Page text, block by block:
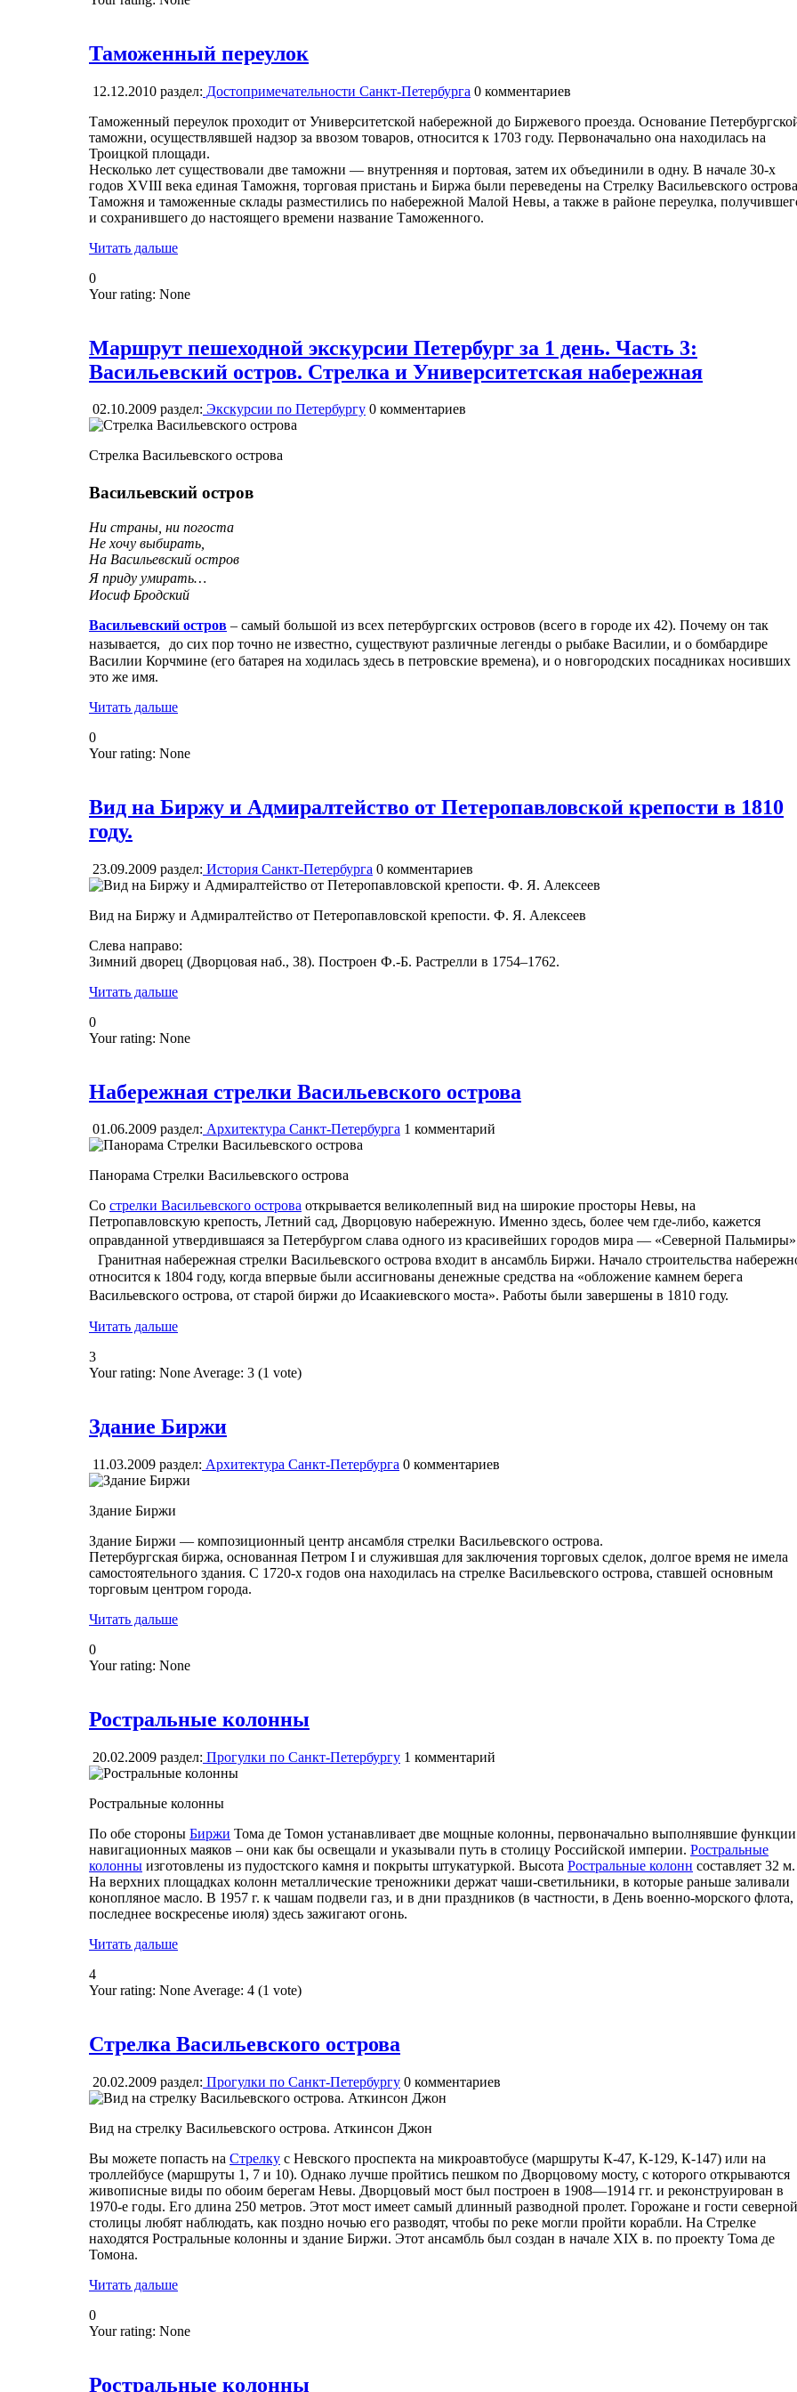
Таможенный переулок
12.12.2010 раздел: Достопримечательности Санкт-Петербурга 0 комментариев
Таможенный переулок проходит от Университетской набережной до Биржевого проезда. Основание
таможни, осуществлявшей надзор за ввозом товаров, относится к 1703 году. Первоначально она находилась на
Троицкой площади.
Несколько лет существовали две таможни — внутренняя и портовая, затем их объединили в одну. В начале 30-х
годов XVIII века единая Таможня, торговая пристань и Биржа были переведены на Стрелку Васильевского острова
Таможня и таможенные склады разместились по набережной Малой Невы, а также в районе переулка,
и сохранившего до настоящего времени название Таможенного.
Читать дальше
0
Your rating: None
Маршрут пешеходной экскурсии Петербург за 1 день. Часть 3:
Васильевский остров. Стрелка и Университетская набережная
02.10.2009 раздел: Экскурсии по Петербургу 0 комментариев
Стрелка Васильевского острова
Васильевский остров
Ни страны, ни погоста
Не хочу выбирать,
На Васильевский остров
Я приду умирать…
Иосиф Бродский
Васильевский остров – самый большой из всех петербургских островов (всего в городе их 42). Почему он так
называется, до сих пор точно не известно, существуют различные легенды о рыбаке Василии, и о бомбардире
Василии Корчмине (его батарея на ходилась здесь в петровские времена), и о новгородских посадниках носивших
это же имя.
Читать дальше
0
Your rating: None
Вид на Биржу и Адмиралтейство от Петеропавловской крепости в 1810
году.
23.09.2009 раздел: История Санкт-Петербурга 0 комментариев
Вид на Биржу и Адмиралтейство от Петеропавловской крепости. Ф. Я. Алексеев
Слева направо:
Зимний дворец (Дворцовая наб., 38). Построен Ф.-Б. Растрелли в 1754–1762.
Читать дальше
0
Your rating: None
Набережная стрелки Васильевского острова
01.06.2009 раздел: Архитектура Санкт-Петербурга 1 комментарий
Панорама Стрелки Васильевского острова
Со стрелки Васильевского острова открывается великолепный вид на широкие просторы Невы, на
Петропавловскую крепость, Летний сад, Дворцовую набережную. Именно здесь, более чем где-либо, кажется
оправданной утвердившаяся за Петербургом слава одного из красивейших городов мира — «Северной
Гранитная набережная стрелки Васильевского острова входит в ансамбль Биржи. Начало строительства
относится к 1804 году, когда впервые были ассигнованы денежные средства на «обложение камнем берега
Васильевского острова, от старой биржи до Исаакиевского моста». Работы были завершены в 1810 году.
Читать дальше
3
Your rating: NoneAverage: 3 (1 vote)
Здание Биржи
11.03.2009 раздел: Архитектура Санкт-Петербурга 0 комментариев
Здание Биржи
Здание Биржи — композиционный центр ансамбля стрелки Васильевского острова.
Петербургская биржа, основанная Петром I и служившая для заключения торговых сделок, долгое время не имела
самостоятельного здания. С 1720-х годов она находилась на стрелке Васильевского острова, ставшей основным
торговым центром города.
Читать дальше
0
Your rating: None
Ростральные колонны
20.02.2009 раздел: Прогулки по Санкт-Петербургу 1 комментарий
Ростральные колонны
По обе стороны Биржи Тома де Томон устанавливает две мощные колонны, первоначально выполнявшие функции
навигационных маяков – они как бы освещали и указывали путь в столицу Российской империи. Ростральные
колонны изготовлены из пудостского камня и покрыты штукатуркой. Высота Ростральные колонн составляет 32 м.
На верхних площадках колонн металлические треножники держат чаши-светильники, в которые раньше заливали
конопляное масло. В 1957 г. к чашам подвели газ, и в дни праздников (в частности, в День военно-морского флота,
последнее воскресенье июля) здесь зажигают огонь.
Читать дальше
4
Your rating: None Average: 4 (1 vote)
Стрелка Васильевского острова
20.02.2009 раздел: Прогулки по Санкт-Петербургу 0 комментариев
Вид на стрелку Васильевского острова. Аткинсон Джон
Вы можете попасть на Стрелку с Невского проспекта на микроавтобусе (маршруты К-47, К-129, К-147) или на
троллейбусе (маршруты 1, 7 и 10). Однако лучше пройтись пешком по Дворцовому мосту, с которого открываются
живописные виды по обоим берегам Невы. Дворцовый мост был построен в 1908—1914 гг. и реконструирован в
1970-е годы. Его длина 250 метров. Этот мост имеет самый длинный разводной пролет. Горожане и гости северной
столицы любят наблюдать, как поздно ночью его разводят, чтобы по реке могли пройти корабли. На Стрелке
находятся Ростральные колонны и здание Биржи. Этот ансамбль был создан в начале XIX в. по проекту Тома де
Томона.
Читать дальше
0
Your rating: None
Ростральные колонны